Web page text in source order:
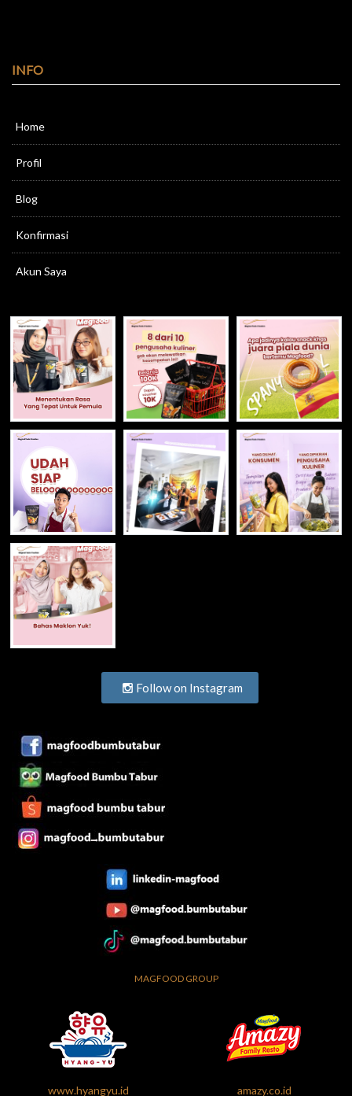
INFO
Home
Profil
Blog
Konfirmasi
Akun Saya
Follow on Instagram
MAGFOOD GROUP
www.hyangyu.id amazy.co.id